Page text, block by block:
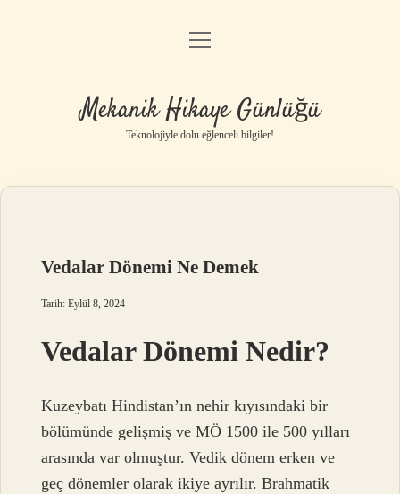
Anasayfa
Yasal Uyarı
menüyü
Mekanik Hikaye Günlüğü
Teknolojiyle dolu eğlenceli bilgiler!
Vedalar Dönemi Ne Demek
Tarih: Eylül 8, 2024
Vedalar Dönemi Nedir?
Kuzeybatı Hindistan’ın nehir kıyısındaki bir
bölümünde gelişmiş ve MÖ 1500 ile 500 yılları
arasında var olmuştur. Vedik dönem erken ve
geç dönemler olarak ikiye ayrılır. Brahmatik